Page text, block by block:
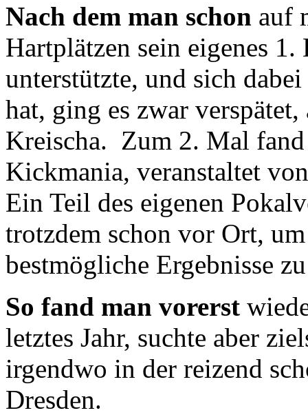
Nach dem man schon auf
Hartplätzen sein eigenes
unterstützte, und sich
hat, ging es zwar
Kreischa. Zum 2. Mal
Kickmania, veranstaltet
Ein Teil des eigenen
trotzdem schon vor Ort,
bestmögliche Ergebnisse
So fand man vorerst
letztes Jahr, suchte aber
irgendwo in der reizend
Dresden.